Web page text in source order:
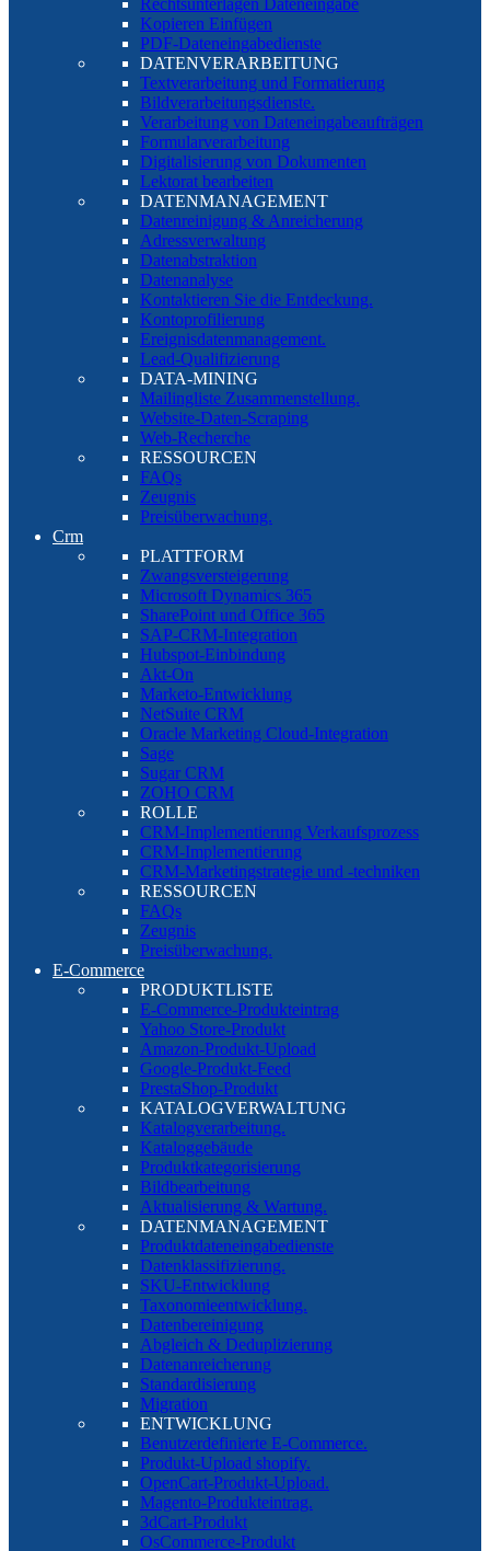
Rechtsunterlagen Dateneingabe
Kopieren Einfügen
PDF-Dateneingabedienste
DATENVERARBEITUNG
Textverarbeitung und Formatierung
Bildverarbeitungsdienste.
Verarbeitung von Dateneingabeaufträgen
Formularverarbeitung
Digitalisierung von Dokumenten
Lektorat bearbeiten
DATENMANAGEMENT
Datenreinigung & Anreicherung
Adressverwaltung
Datenabstraktion
Datenanalyse
Kontaktieren Sie die Entdeckung.
Kontoprofilierung
Ereignisdatenmanagement.
Lead-Qualifizierung
DATA-MINING
Mailingliste Zusammenstellung.
Website-Daten-Scraping
Web-Recherche
RESSOURCEN
FAQs
Zeugnis
Preisüberwachung.
Crm
PLATTFORM
Zwangsversteigerung
Microsoft Dynamics 365
SharePoint und Office 365
SAP-CRM-Integration
Hubspot-Einbindung
Akt-On
Marketo-Entwicklung
NetSuite CRM
Oracle Marketing Cloud-Integration
Sage
Sugar CRM
ZOHO CRM
ROLLE
CRM-Implementierung Verkaufsprozess
CRM-Implementierung
CRM-Marketingstrategie und -techniken
RESSOURCEN
FAQs
Zeugnis
Preisüberwachung.
E-Commerce
PRODUKTLISTE
E-Commerce-Produkteintrag
Yahoo Store-Produkt
Amazon-Produkt-Upload
Google-Produkt-Feed
PrestaShop-Produkt
KATALOGVERWALTUNG
Katalogverarbeitung.
Kataloggebäude
Produktkategorisierung
Bildbearbeitung
Aktualisierung & Wartung.
DATENMANAGEMENT
Produktdateneingabedienste
Datenklassifizierung.
SKU-Entwicklung
Taxonomieentwicklung.
Datenbereinigung
Abgleich & Deduplizierung
Datenanreicherung
Standardisierung
Migration
ENTWICKLUNG
Benutzerdefinierte E-Commerce.
Produkt-Upload shopify.
OpenCart-Produkt-Upload.
Magento-Produkteintrag.
3dCart-Produkt
OsCommerce-Produkt